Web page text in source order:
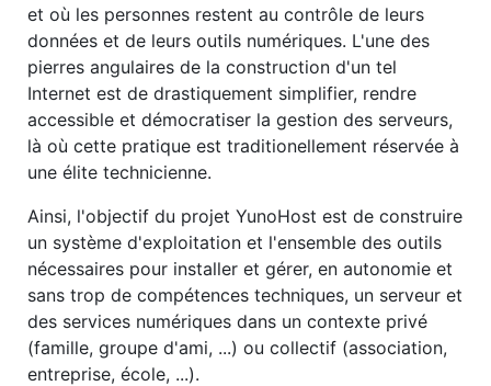
et où les personnes restent au contrôle de leurs
données et de leurs outils numériques. L'une des
pierres angulaires de la construction d'un tel
Internet est de drastiquement simplifier, rendre
accessible et démocratiser la gestion des serveurs,
là où cette pratique est traditionellement réservée à
une élite technicienne.
Ainsi, l'objectif du projet YunoHost est de construire
un système d'exploitation et l'ensemble des outils
nécessaires pour installer et gérer, en autonomie et
sans trop de compétences techniques, un serveur et
des services numériques dans un contexte privé
(famille, groupe d'ami, ...) ou collectif (association,
entreprise, école, ...).